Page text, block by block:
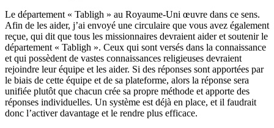
Le département « Tabligh » au Royaume-Uni œuvre dans ce sens.
Afin de les aider, j’ai envoyé une circulaire que vous avez également
reçue, qui dit que tous les missionnaires devraient aider et soutenir le
département « Tabligh ». Ceux qui sont versés dans la connaissance
et qui possèdent de vastes connaissances religieuses devraient
rejoindre leur équipe et les aider. Si des réponses sont apportées par
le biais de cette équipe et de sa plateforme, alors la réponse sera
unifiée plutôt que chacun crée sa propre méthode et apporte des
réponses individuelles. Un système est déjà en place, et il faudrait
donc l’activer davantage et le rendre plus efficace.